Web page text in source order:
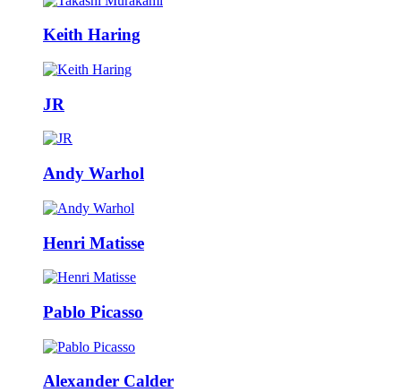
Keith Haring
JR
Andy Warhol
Henri Matisse
Pablo Picasso
Alexander Calder